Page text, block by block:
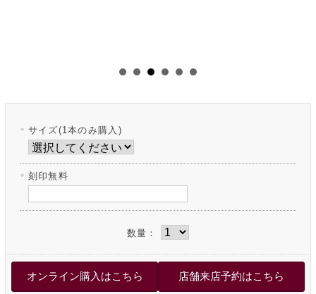
サイズ(1本のみ購入)
刻印無料
数量：